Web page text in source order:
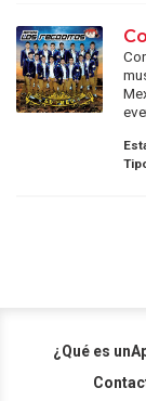
¿Qué es